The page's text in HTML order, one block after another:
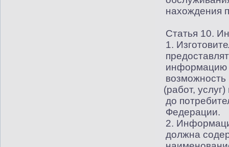
нахождения
Статья 10.
1.
информацию
(работ,
до
Федерации.
2.
должна